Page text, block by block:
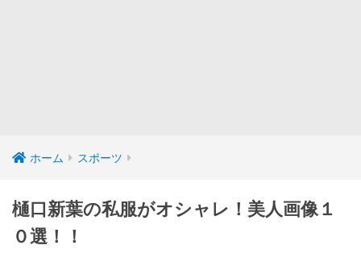
ホーム スポーツ
樋口新葉の私服がオシャレ！美人画像１
０選！！